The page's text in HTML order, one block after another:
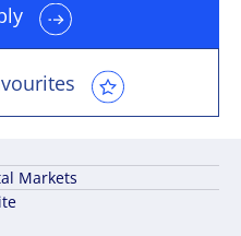
Markets